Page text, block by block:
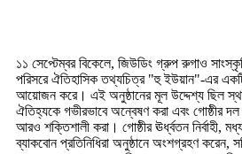
১১ সেপ্টেম্বর বিকেলে, জিউডিং গ্রুপ রুগাও
পরিসরে ঐতিহাসিক তথ্যচিত্র "হু ইউয়ান"-এর
আয়োজন করে। এই অনুষ্ঠানের মূল উদ্দেশ্য ছিল
ঐতিহ্যকে গভীরভাবে অন্বেষণ করা এবং গোষ্ঠীর
আরও শক্তিশালী করা। গোষ্ঠীর ঊর্ধ্বতন নির্বাহী,
ব্যাকবোন প্রতিনিধিরা অনুষ্ঠানে অংশগ্রহণ করেন,